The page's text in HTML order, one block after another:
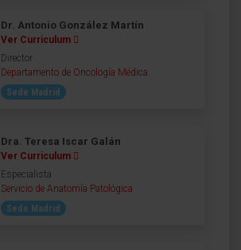
Dr. Antonio González Martín
Ver Curriculum
Director
Departamento de Oncología Médica
Sede Madrid
Dra. Teresa Iscar Galán
Ver Curriculum
Especialista
Servicio de Anatomía Patológica
Sede Madrid